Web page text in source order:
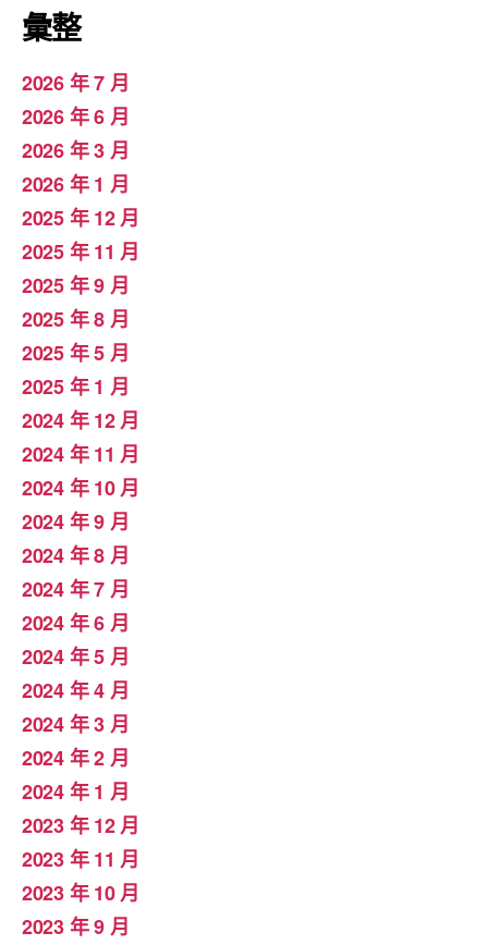
彙整
2026 年 7 月
2026 年 6 月
2026 年 3 月
2026 年 1 月
2025 年 12 月
2025 年 11 月
2025 年 9 月
2025 年 8 月
2025 年 5 月
2025 年 1 月
2024 年 12 月
2024 年 11 月
2024 年 10 月
2024 年 9 月
2024 年 8 月
2024 年 7 月
2024 年 6 月
2024 年 5 月
2024 年 4 月
2024 年 3 月
2024 年 2 月
2024 年 1 月
2023 年 12 月
2023 年 11 月
2023 年 10 月
2023 年 9 月